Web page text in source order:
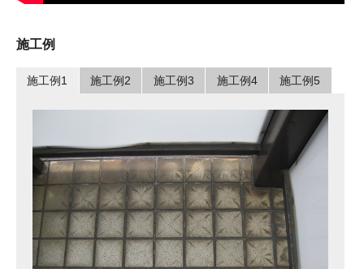
施工例
施工例1 施工例2 施工例3 施工例4 施工例5